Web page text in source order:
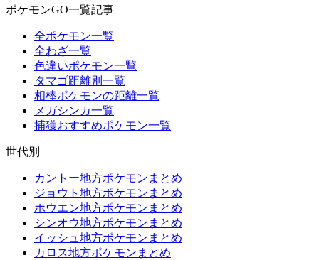
ポケモンGO一覧記事
全ポケモン一覧
全わざ一覧
色違いポケモン一覧
タマゴ距離別一覧
相棒ポケモンの距離一覧
メガシンカ一覧
捕獲おすすめポケモン一覧
世代別
カントー地方ポケモンまとめ
ジョウト地方ポケモンまとめ
ホウエン地方ポケモンまとめ
シンオウ地方ポケモンまとめ
イッシュ地方ポケモンまとめ
カロス地方ポケモンまとめ